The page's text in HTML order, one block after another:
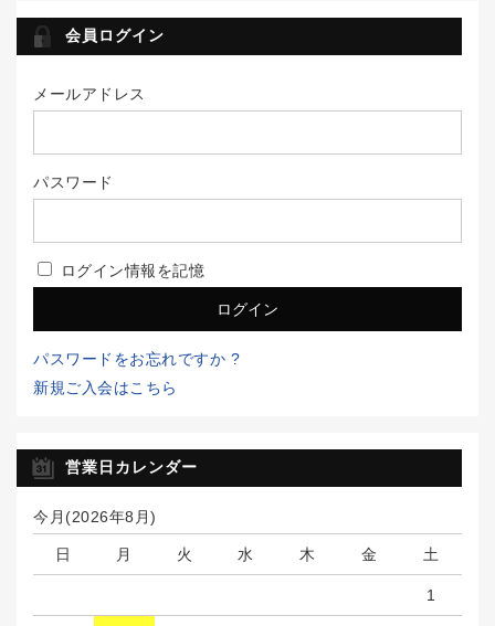
会員ログイン
メールアドレス
パスワード
ログイン情報を記憶
パスワードをお忘れですか ?
新規ご入会はこちら
営業日カレンダー
今月(2026年8月)
日 月 火 水 木 金 土
1